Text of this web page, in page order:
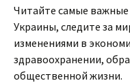
Читайте самые важные
Украины, следите за
изменениями в
здравоохранении,
общественной жизни.